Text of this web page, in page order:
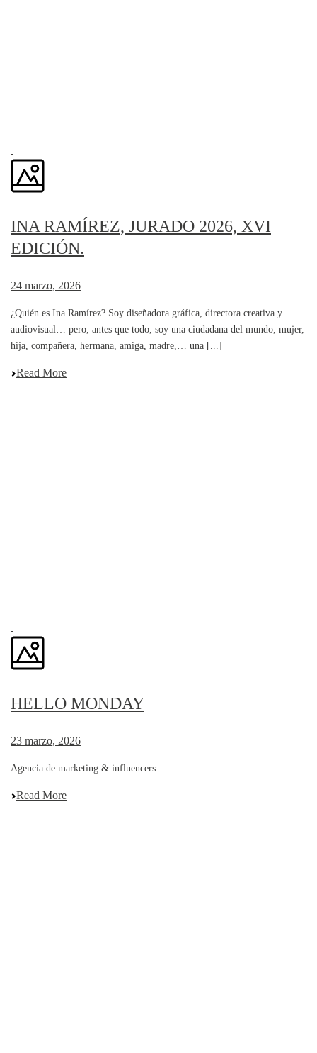
INA RAMÍREZ, JURADO 2026, XVI
EDICIÓN.
24 marzo, 2026
¿Quién es Ina Ramírez? Soy diseñadora gráfica, directora creativa y
audiovisual… pero, antes que todo, soy una ciudadana del mundo, mujer,
hija, compañera, hermana, amiga, madre,… una [...]
Read More
HELLO MONDAY
23 marzo, 2026
Agencia de marketing & influencers.
Read More